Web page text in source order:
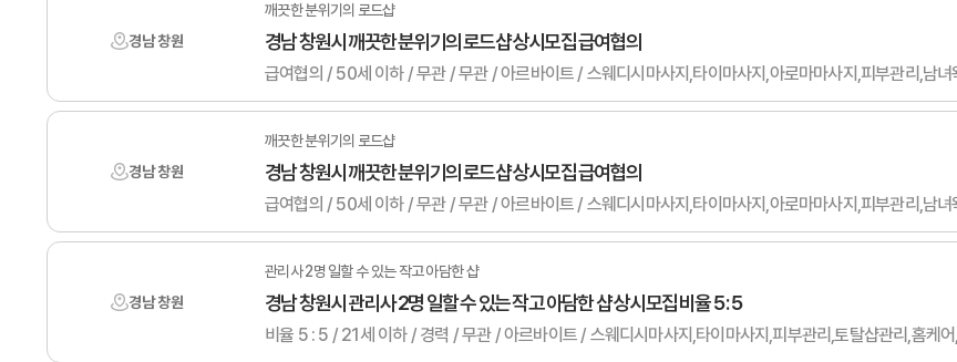
경남 창원
깨끗한 분위기의 로드샵
경남 창원시 깨끗한 분위기의 로드샵 상시모집 급여협의
급여협의 / 50세 이하 / 무관 / 무관 / 아르바이트 / 스웨디시마사지,타이마사지,아로마마사지,피부관리,남
경남 창원
깨끗한 분위기의 로드샵
경남 창원시 깨끗한 분위기의 로드샵 상시모집 급여협의
급여협의 / 50세 이하 / 무관 / 무관 / 아르바이트 / 스웨디시마사지,타이마사지,아로마마사지,피부관리,남
경남 창원
관리사 2명 일할 수 있는 작고 아담한 샵
경남 창원시 관리사 2명 일할 수 있는 작고 아담한 샵 상시모집 비율 5 : 5
비율 5 : 5 / 21세 이하 / 경력 / 무관 / 아르바이트 / 스웨디시마사지,타이마사지,피부관리,토탈샵관리,홈케